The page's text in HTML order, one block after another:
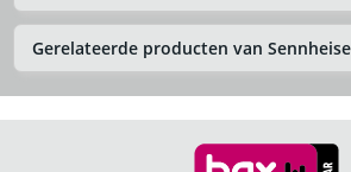
Gerelateerde producten van